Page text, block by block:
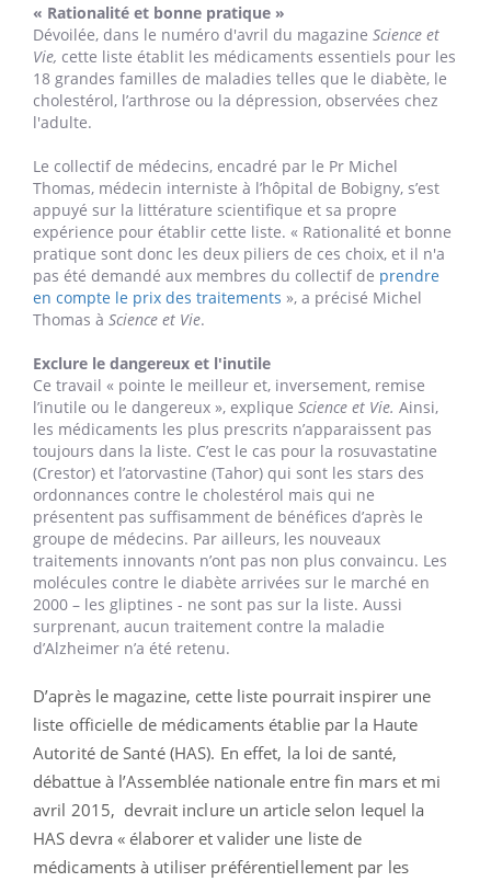
« Rationalité et bonne pratique »
Dévoilée, dans le numéro d'avril du magazine Science et
Vie, cette liste établit les médicaments essentiels pour les
18 grandes familles de maladies telles que le diabète, le
cholestérol, l’arthrose ou la dépression, observées chez
l'adulte.
Le collectif de médecins, encadré par le Pr Michel
Thomas, médecin interniste à l’hôpital de Bobigny, s’est
appuyé sur la littérature scientifique et sa propre
expérience pour établir cette liste. « Rationalité et bonne
pratique sont donc les deux piliers de ces choix, et il n'a
pas été demandé aux membres du collectif de prendre
en compte le prix des traitements », a précisé Michel
Thomas à Science et Vie.
Exclure le dangereux et l'inutile
Ce travail « pointe le meilleur et, inversement, remise
l’inutile ou le dangereux », explique Science et Vie. Ainsi,
les médicaments les plus prescrits n’apparaissent pas
toujours dans la liste. C’est le cas pour la rosuvastatine
(Crestor) et l’atorvastine (Tahor) qui sont les stars des
ordonnances contre le cholestérol mais qui ne
présentent pas suffisamment de bénéfices d’après le
groupe de médecins. Par ailleurs, les nouveaux
traitements innovants n’ont pas non plus convaincu. Les
molécules contre le diabète arrivées sur le marché en
2000 – les gliptines - ne sont pas sur la liste. Aussi
surprenant, aucun traitement contre la maladie
d’Alzheimer n’a été retenu.
D’après le magazine, cette liste pourrait inspirer une
liste officielle de médicaments établie par la Haute
Autorité de Santé (HAS). En effet, la loi de santé,
débattue à l’Assemblée nationale entre fin mars et mi
avril 2015, devrait inclure un article selon lequel la
HAS devra « élaborer et valider une liste de
médicaments à utiliser préférentiellement par les